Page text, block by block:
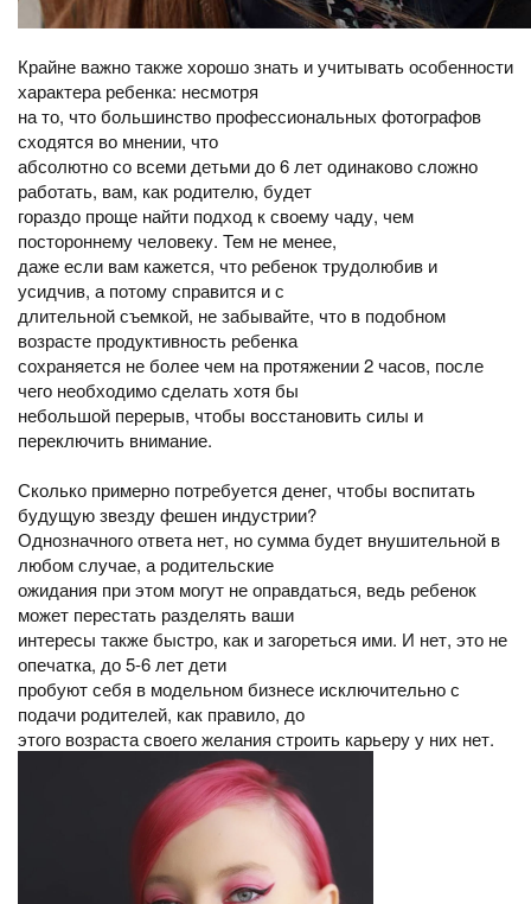
Крайне важно также хорошо знать и учитывать особенности
характера ребенка: несмотря
на то, что большинство профессиональных фотографов
сходятся во мнении, что
абсолютно со всеми детьми до 6 лет одинаково сложно
работать, вам, как родителю, будет
гораздо проще найти подход к своему чаду, чем
постороннему человеку. Тем не менее,
даже если вам кажется, что ребенок трудолюбив и
усидчив, а потому справится и с
длительной съемкой, не забывайте, что в подобном
возрасте продуктивность ребенка
сохраняется не более чем на протяжении 2 часов, после
чего необходимо сделать хотя бы
небольшой перерыв, чтобы восстановить силы и
переключить внимание.
Сколько примерно потребуется денег, чтобы воспитать
будущую звезду фешен индустрии?
Однозначного ответа нет, но сумма будет внушительной в
любом случае, а родительские
ожидания при этом могут не оправдаться, ведь ребенок
может перестать разделять ваши
интересы также быстро, как и загореться ими. И нет, это не
опечатка, до 5-6 лет дети
пробуют себя в модельном бизнесе исключительно с
подачи родителей, как правило, до
этого возраста своего желания строить карьеру у них нет.